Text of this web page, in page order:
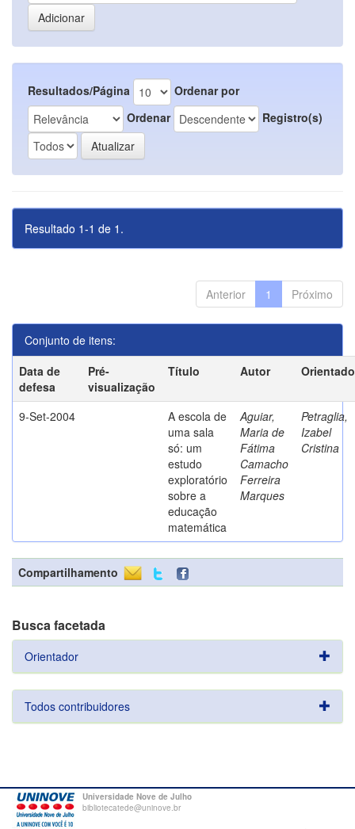
Resultados/Página
Ordenar por
Ordenar
Registro(s)
Resultado 1-1 de 1.
Anterior 1 Próximo
Conjunto de itens:
Data de
defesa
Pré-
visualização
Título Autor
9-Set-2004
A escola de
uma sala
só: um
estudo
exploratório
sobre a
educação
matemática
Aguiar,
Maria de
Fátima
Camacho
Ferreira
Marques
Petraglia,
Izabel
Cristina
Compartilhamento
Busca facetada
Orientador
Todos contribuidores
Universidade Nove de Julho
bibliotecatede@uninove.br